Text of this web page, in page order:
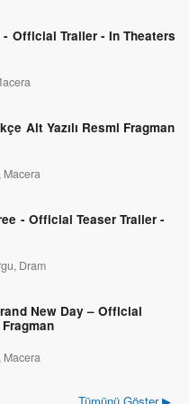
- Official Trailer - In Theaters
Alt Yazılı Resmi Fragman
Macera
- Official Teaser Trailer -
Dram
New Day – Official
Macera